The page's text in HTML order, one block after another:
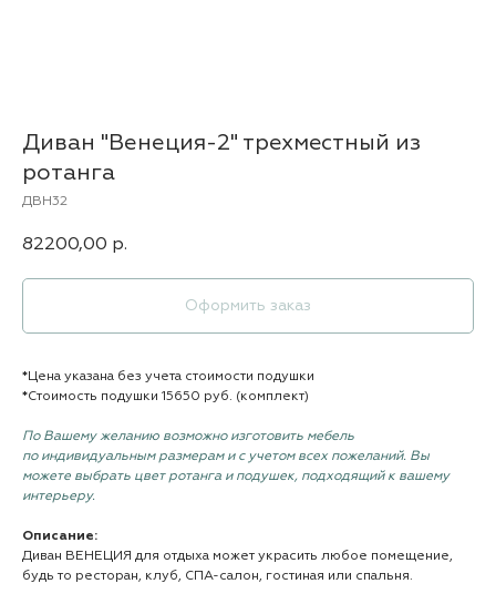
Диван "Венеция-2" трехместный из
ротанга
ДВН32
82200,00 р.
Оформить заказ
*Цена указана без учета стоимости подушки
*Стоимость подушки 15650 руб. (комплект)
По Вашему желанию возможно изготовить мебель
по индивидуальным размерам и с учетом всех пожеланий. Вы
можете выбрать цвет ротанга и подушек, подходящий к вашему
интерьеру.
Описание:
Диван ВЕНЕЦИЯ для отдыха может украсить любое помещение,
будь то ресторан, клуб, СПА-салон, гостиная или спальня.